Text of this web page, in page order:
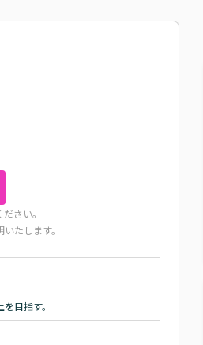
さい。
たします。
目指す。